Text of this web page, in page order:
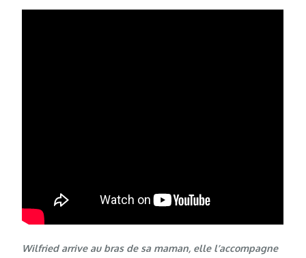
Wilfried arrive au bras de sa maman, elle l’accompagne